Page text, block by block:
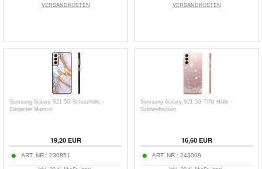
VERSANDKOSTEN
VERSANDKOSTEN
Samsung Galaxy S21 5G Schutzhülle -
Eleganter Marmor
19,20 EUR
ART. NR.: 230851
Samsung Galaxy S21 5G TPU Hülle -
Schneeflocken
16,60 EUR
ART. NR.: 243009